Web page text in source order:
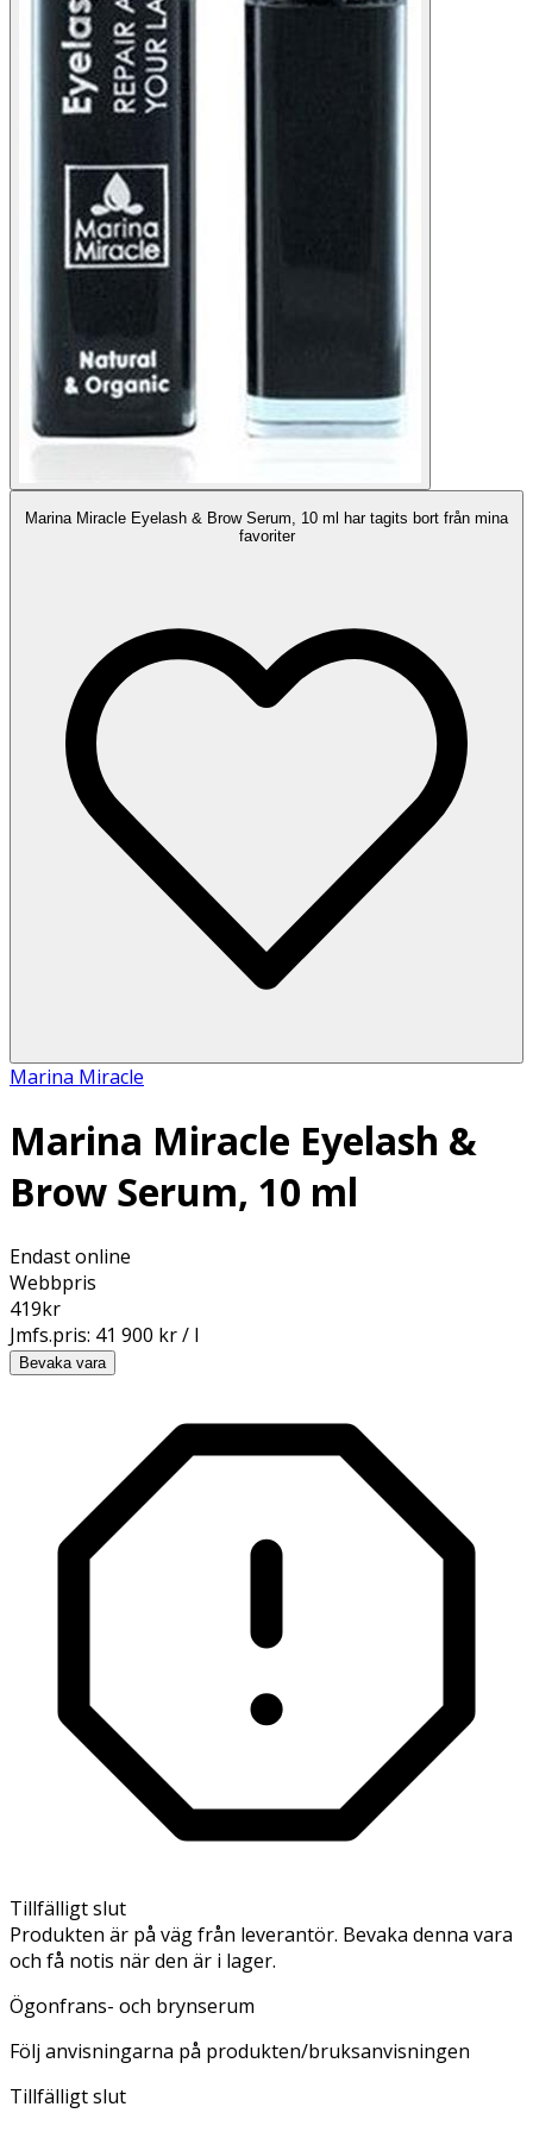
Marina Miracle Eyelash & Brow Serum, 10 ml har tagits bort från mina
favoriter
Marina Miracle
Marina Miracle Eyelash &
Brow Serum, 10 ml
Endast online
Webbpris
419kr
Jmfs.pris: 41 900 kr / l
Bevaka vara
Tillfälligt slut
Produkten är på väg från leverantör. Bevaka denna vara
och få notis när den är i lager.
Ögonfrans- och brynserum
Följ anvisningarna på produkten/bruksanvisningen
Tillfälligt slut